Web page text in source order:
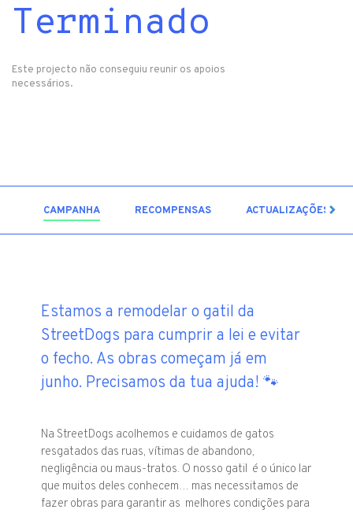
Terminado
Este projecto não conseguiu reunir os apoios
necessários.
CAMPANHA RECOMPENSAS ACTUALIZAÇÕES
Estamos a remodelar o gatil da
StreetDogs para cumprir a lei e evitar
o fecho. As obras começam já em
junho. Precisamos da tua ajuda! 🐾
Na StreetDogs acolhemos e cuidamos de gatos
resgatados das ruas, vítimas de abandono,
negligência ou maus-tratos. O nosso gatil é o único lar
que muitos deles conhecem… mas necessitamos de
fazer obras para garantir as melhores condições para